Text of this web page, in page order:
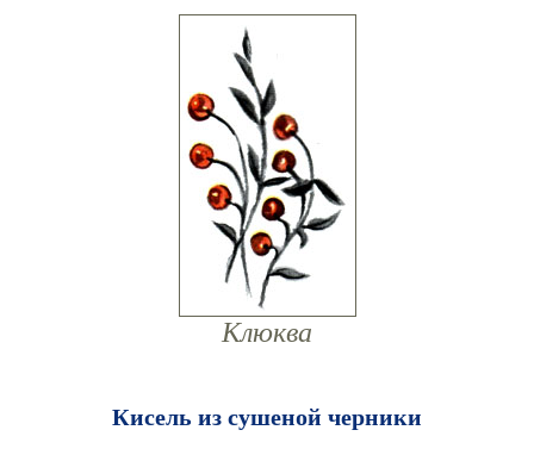
Клюква
Кисель из сушеной черники